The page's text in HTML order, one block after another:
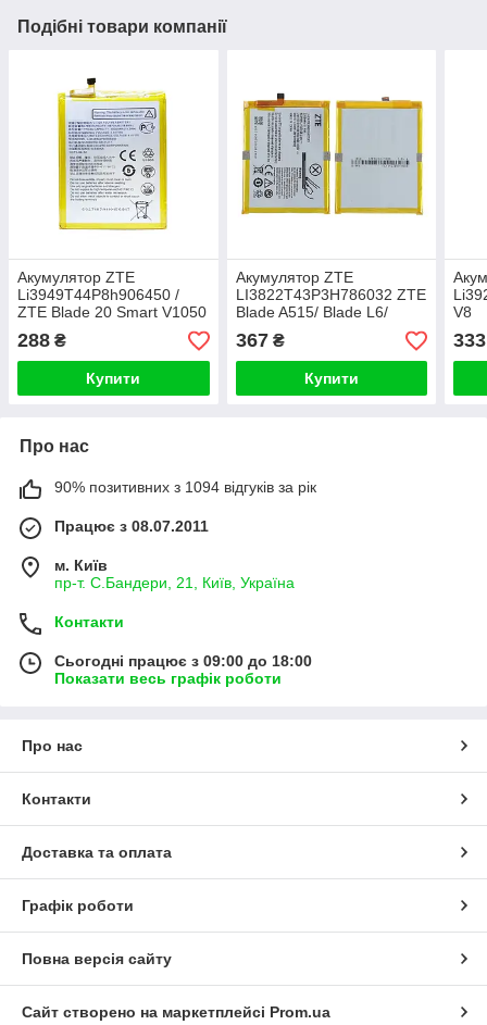
Подібні товари компанії
Акумулятор ZTE
Li3949T44P8h906450 /
ZTE Blade 20 Smart V1050
288 ₴
Купити
Акумулятор ZTE
LI3822T43P3H786032 ZTE
Blade A515/ Blade L6/
Blade V6/ Blade X7/ Blade
Z7
367₴
Купити
V8
333
Про нас
90% позитивних з 1094 відгуків за рік
Працює з 08.07.2011
м. Київ
пр-т. С.Бандери, 21, Київ, Україна
Контакти
Сьогодні працює з 09:00 до 18:00
Показати весь графік роботи
Про нас
Контакти
Доставка та оплата
Графік роботи
Повна версія сайту
Сайт створено на маркетплейсі Prom.ua